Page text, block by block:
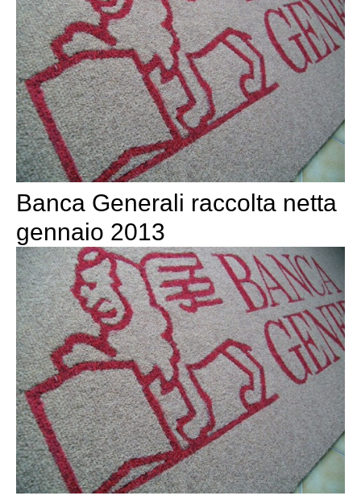
Banca Generali raccolta netta
gennaio 2013